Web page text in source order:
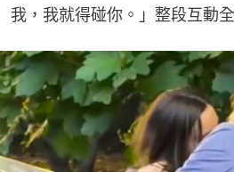
我，我就得碰你。」整段互動